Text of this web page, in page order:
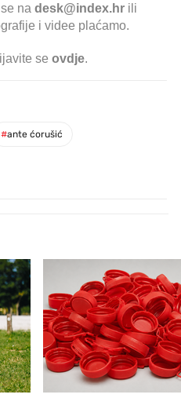
na desk@index.hr ili
i videe plaćamo.
se ovdje.
#ante ćorušić